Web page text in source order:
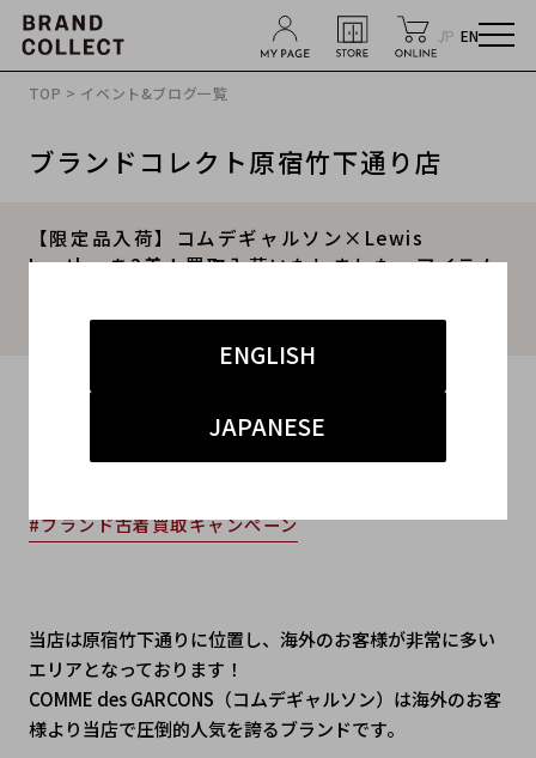
JP EN
ENGLISH
JAPANESE
TOP > イベント&ブログ一覧
ブランドコレクト原宿竹下通り店
【限定品入荷】コムデギャルソン×Lewis
Leatherを2着！買取入荷いたしました。アイテム
際は是非ブランドコレクトへ。
2024.01.29
#原宿竹下通り
#ブランド古着買取キャンぺーン
当店は原宿竹下通りに位置し、海外のお客様が非常に多い
エリアとなっております！
COMME des GARCONS（コムデギャルソン）は海外のお客
様より当店で圧倒的人気を誇るブランドです。